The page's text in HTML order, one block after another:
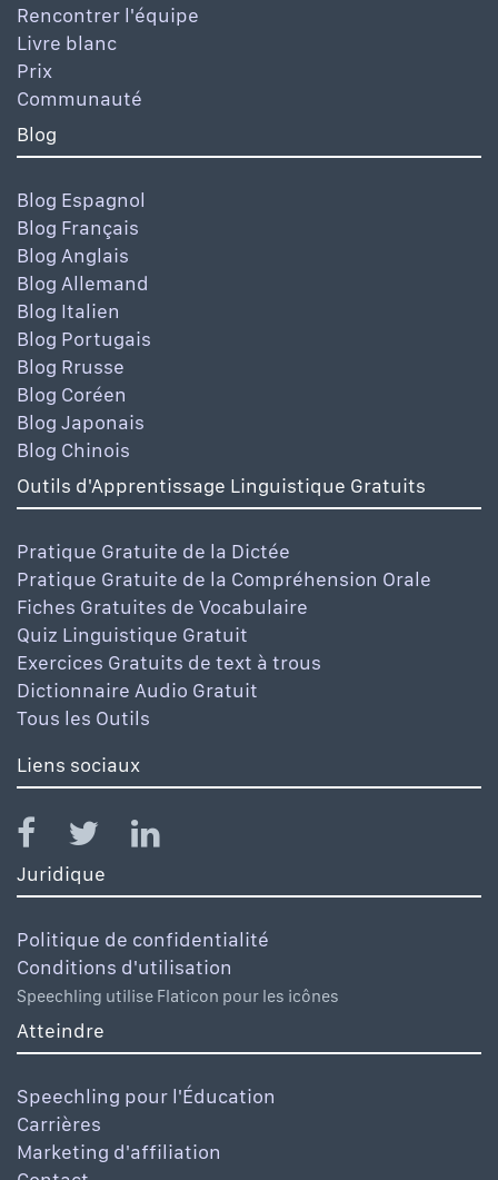
Rencontrer l'équipe
Livre blanc
Prix
Communauté
Blog
Blog Espagnol
Blog Français
Blog Anglais
Blog Allemand
Blog Italien
Blog Portugais
Blog Rrusse
Blog Coréen
Blog Japonais
Blog Chinois
Outils d'Apprentissage Linguistique Gratuits
Pratique Gratuite de la Dictée
Pratique Gratuite de la Compréhension Orale
Fiches Gratuites de Vocabulaire
Quiz Linguistique Gratuit
Exercices Gratuits de text à trous
Dictionnaire Audio Gratuit
Tous les Outils
Liens sociaux
Juridique
Politique de confidentialité
Conditions d'utilisation
Speechling utilise Flaticon pour les icônes
Atteindre
Speechling pour l'Éducation
Carrières
Marketing d'affiliation